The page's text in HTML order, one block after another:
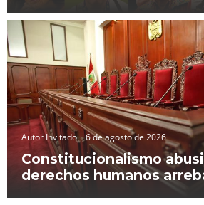
Autor Invitado 6 de agosto de 2026
Constitucionalismo
derechos humanos